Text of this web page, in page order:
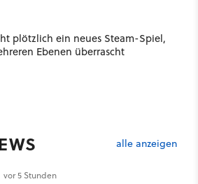
plötzlich ein neues Steam-Spiel,
Ebenen überrascht
alle anzeigen
vor 5 Stunden